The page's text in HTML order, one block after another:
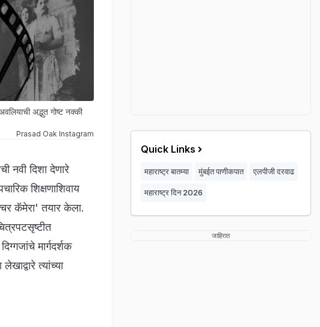
अद्भुत गोष्ट नक्की
Prasad Oak Instagram
नवी दिशा देणारे
शिक्षणाशिवाय
कॅमेरा' तयार केला.
मार्गदर्शक
त्यांच्या
Quick Links
महाराष्ट्र बातम्या मुंबईत पाणीकपात एलपीजी दरवाढ
महाराष्ट्र दिन 2026
जाहिरात